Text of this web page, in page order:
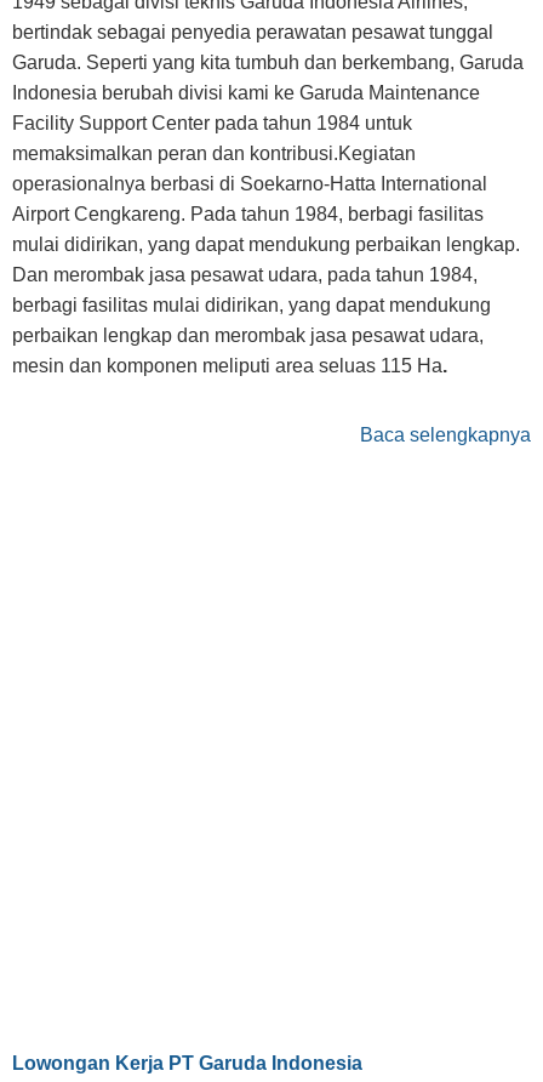
bertindak sebagai penyedia perawatan pesawat tunggal
Garuda. Seperti yang kita tumbuh dan berkembang, Garuda
Indonesia berubah divisi kami ke Garuda Maintenance
Facility Support Center pada tahun 1984 untuk
memaksimalkan peran dan kontribusi.Kegiatan
operasionalnya berbasi di Soekarno-Hatta International
Airport Cengkareng. Pada tahun 1984, berbagi fasilitas
mulai didirikan, yang dapat mendukung perbaikan lengkap.
Dan merombak jasa pesawat udara, pada tahun 1984,
berbagi fasilitas mulai didirikan, yang dapat mendukung
perbaikan lengkap dan merombak jasa pesawat udara,
mesin dan komponen meliputi area seluas 115 Ha.
Baca selengkapnya
Lowongan Kerja PT Garuda Indonesia